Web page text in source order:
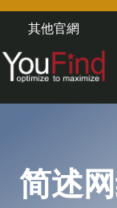
其他官網
简述